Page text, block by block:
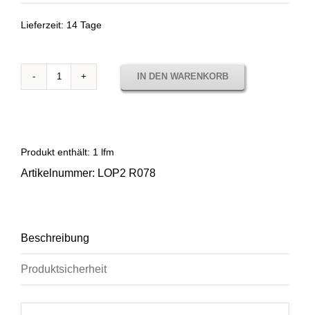
Lieferzeit: 14 Tage
Sunbrella
R078
IN DEN WARENKORB
Produkt enthält: 1 lfm
Artikelnummer: LOP2 R078
Beschreibung
Produktsicherheit